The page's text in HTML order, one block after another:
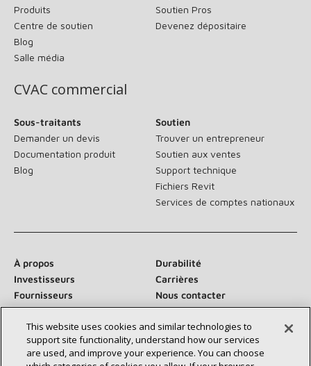
Produits
Centre de soutien
Blog
Salle média
Soutien Pros
Devenez dépositaire
CVAC commercial
Sous-traitants
Demander un devis
Documentation produit
Blog
Soutien
Trouver un entrepreneur
Soutien aux ventes
Support technique
Fichiers Revit
Services de comptes nationaux
À propos
Durabilité
Investisseurs
Carrières
Fournisseurs
Nous contacter
Salle de presse
This website uses cookies and similar technologies to
support site functionality, understand how our services
are used, and improve your experience. You can choose